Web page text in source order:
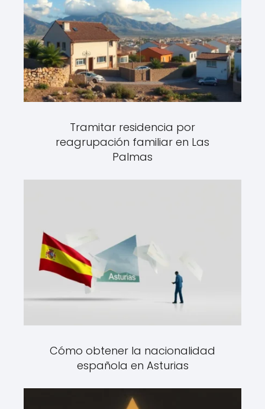
Tramitar residencia por
reagrupación familiar en Las
Palmas
Cómo obtener la nacionalidad
española en Asturias